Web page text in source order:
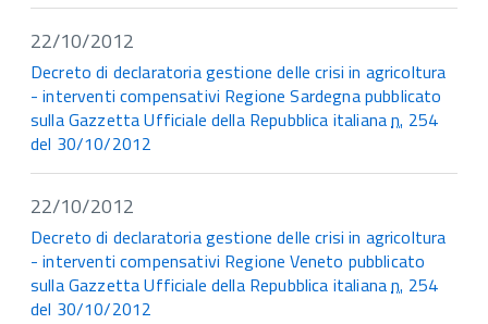
22/10/2012
Decreto di declaratoria gestione delle crisi in agricoltura
- interventi compensativi Regione Sardegna pubblicato
sulla Gazzetta Ufficiale della Repubblica italianan. 254
del 30/10/2012
22/10/2012
Decreto di declaratoria gestione delle crisi in agricoltura
- interventi compensativi Regione Veneto pubblicato
sulla Gazzetta Ufficiale della Repubblica italianan. 254
del 30/10/2012